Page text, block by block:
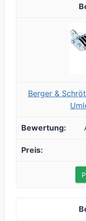
Berger &